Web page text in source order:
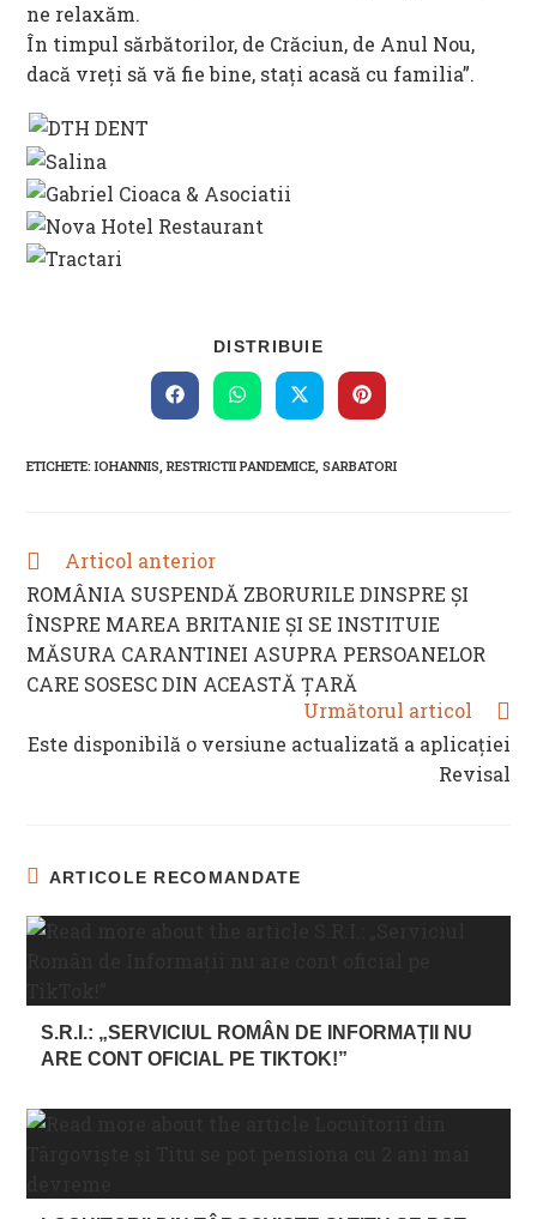
ne relaxăm.
În timpul sărbătorilor, de Crăciun, de Anul Nou,
dacă vreţi să vă fie bine, staţi acasă cu familia”.
DISTRIBUIE
THIS
CONTENT
Opens
in
window
Opens
in
window
Opens
in
window
Opens
in
window
ETICHETE:IOHANNIS, RESTRICTII PANDEMICE, SARBATORI
READ
ARTICLES
Articol anterior
ROMÂNIA SUSPENDĂ ZBORURILE DINSPRE ȘI
ÎNSPRE MAREA BRITANIE ȘI SE INSTITUIE
MĂSURA CARANTINEI ASUPRA PERSOANELOR
CARE SOSESC DIN ACEASTĂ ȚARĂ
Următorul articol
Este disponibilă o versiune actualizată a aplicației
Revisal
ARTICOLE RECOMANDATE
S.R.I.: „SERVICIUL ROMÂN DE INFORMAȚII NU
ARE CONT OFICIAL PE TIKTOK!”